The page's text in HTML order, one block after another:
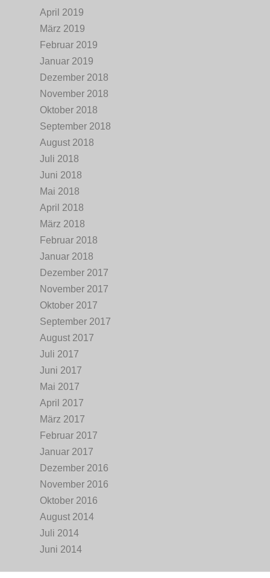
April 2019
März 2019
Februar 2019
Januar 2019
Dezember 2018
November 2018
Oktober 2018
September 2018
August 2018
Juli 2018
Juni 2018
Mai 2018
April 2018
März 2018
Februar 2018
Januar 2018
Dezember 2017
November 2017
Oktober 2017
September 2017
August 2017
Juli 2017
Juni 2017
Mai 2017
April 2017
März 2017
Februar 2017
Januar 2017
Dezember 2016
November 2016
Oktober 2016
August 2014
Juli 2014
Juni 2014